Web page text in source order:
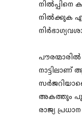
നിൽക്കുക
നാട്ടിലാണ്
അകത്തും
രാജ്യ